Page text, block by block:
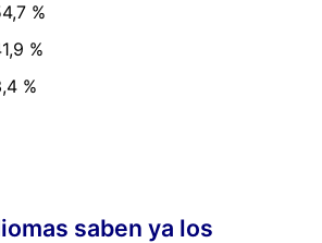
%
%
%
saben ya los